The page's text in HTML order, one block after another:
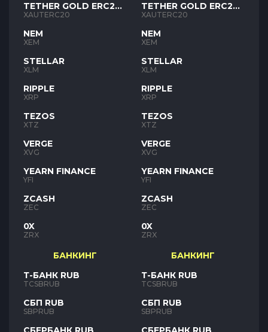
TETHER GOLD ERC20
XAUT
XAUTERC20
NEM
XEM
STELLAR
XLM
RIPPLE
XRP
TEZOS
XTZ
VERGE
XVG
YEARN FINANCE
YFI
ZCASH
ZEC
0X
ZRX
БАНКИНГ
Т-БАНК RUB
TCSBRUB
СБП RUB
SBPRUB
TETHER GOLD ERC20
XAUT
XAUTERC20
NEM
XEM
STELLAR
XLM
RIPPLE
XRP
TEZOS
XTZ
VERGE
XVG
YEARN FINANCE
YFI
ZCASH
ZEC
0X
ZRX
БАНКИНГ
Т-БАНК RUB
TCSBRUB
СБП RUB
SBPRUB